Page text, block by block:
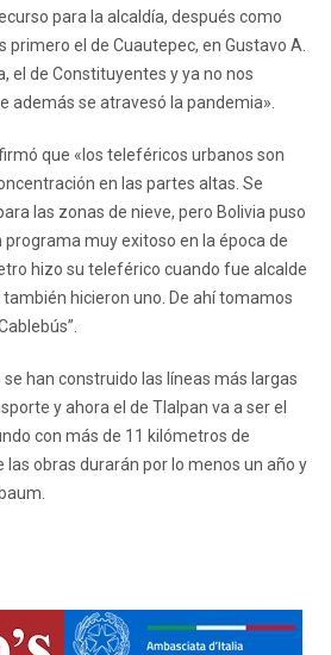
para la alcaldía, después como
primero el de Cuautepec, en Gustavo A.
el de Constituyentes y ya no nos
además se atravesó la pandemia».
que «los teleféricos urbanos son
en las partes altas. Se
las zonas de nieve, pero Bolivia puso
programa muy exitoso en la época de
hizo su teleférico cuando fue alcalde
hicieron uno. De ahí tomamos
se han construido las líneas más largas
y ahora el de Tlalpan va a ser el
con más de 11 kilómetros de
las obras durarán por lo menos un año y